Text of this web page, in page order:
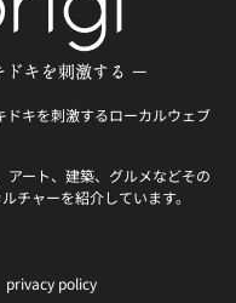
キを刺激するローカルウェブ
アート、建築、グルメなどその
チャーを紹介しています。
privacy policy